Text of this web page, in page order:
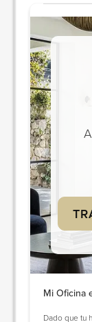
Mi Oficina
Dado que tu